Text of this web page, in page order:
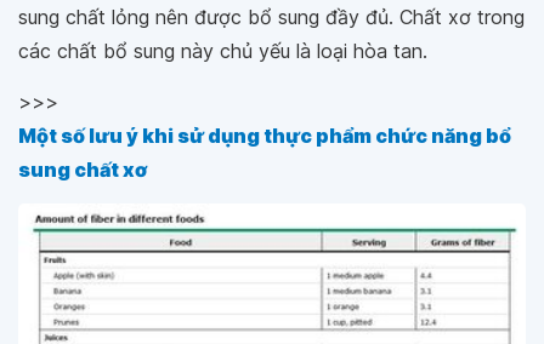
sung chất lỏng nên được bổ sung đầy đủ. Chất xơ trong
các chất bổ sung này chủ yếu là loại hòa tan.
>>>
Một số lưu ý khi sử dụng thực phẩm chức năng bổ
sung chất xơ